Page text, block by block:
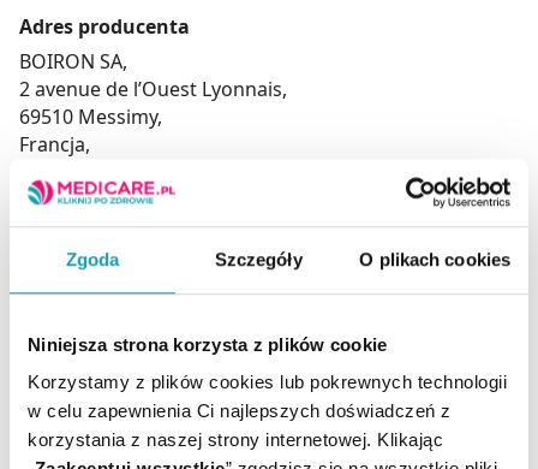
Zgoda Szczegóły O plikach cookies
Niniejsza strona korzysta z plików cookie
Korzystamy z plików cookies lub pokrewnych technologii
w celu zapewnienia Ci najlepszych doświadczeń z
korzystania z naszej strony internetowej. Klikając
Adres producenta
BOIRON SA,
2 avenue de l’Ouest Lyonnais,
69510 Messimy,
Francja,
Podmiot odpowiedzialny
BOIRON SA,
2 avenue de l’Ouest Lyonnais,
Francja,
www.boiron.com